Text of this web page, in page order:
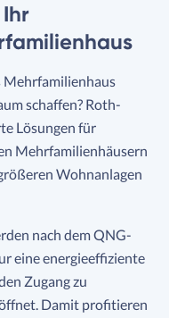
Mehrfamilienhaus
schaffen? Roth-
Lösungen für
Mehrfamilienhäusern
Wohnanlagen
nach dem QNG-
eine energieeffiziente
Zugang zu
Damit profitieren